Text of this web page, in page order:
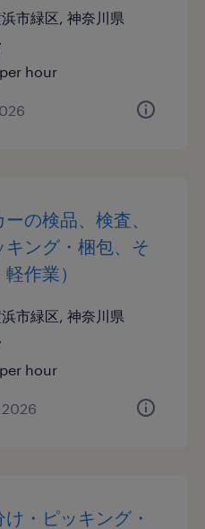
市緑区, 神奈川県
hour
の検品、検査、
ング・梱包、そ
作業）
市緑区, 神奈川県
hour
・ピッキング・